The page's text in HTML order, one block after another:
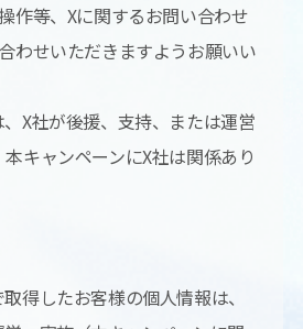
作等、Xに関するお問い合わせ
わせいただきますようお願いい
、X社が後援、支持、または運営
キャンペーンにX社は関係あり
得したお客様の個人情報は、